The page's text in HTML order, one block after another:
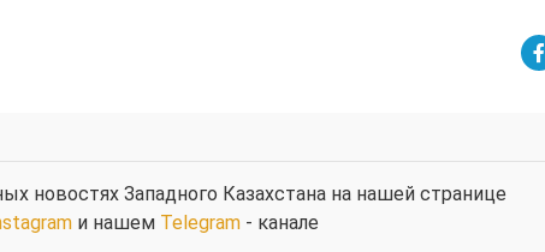
новостях Западного Казахстана на нашей странице
и нашем Telegram- канале